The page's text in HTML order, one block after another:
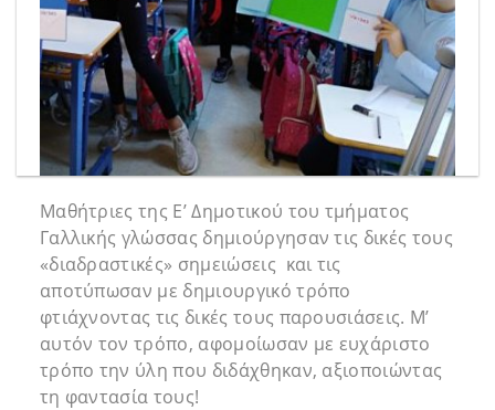
Μαθήτριες της Ε’ Δημοτικού του τμήματος
Γαλλικής γλώσσας δημιούργησαν τις δικές τους
«διαδραστικές» σημειώσεις και τις
αποτύπωσαν με δημιουργικό τρόπο
φτιάχνοντας τις δικές τους παρουσιάσεις. Μ’
αυτόν τον τρόπο, αφομοίωσαν με ευχάριστο
τρόπο την ύλη που διδάχθηκαν, αξιοποιώντας
τη φαντασία τους!